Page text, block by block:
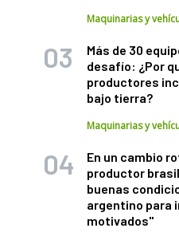
Maquinarias y
Más de 30
desafío: ¿Por
productores
bajo tierra?
Maquinarias y
En un cambio
productor
buenas
argentino para
motivados"